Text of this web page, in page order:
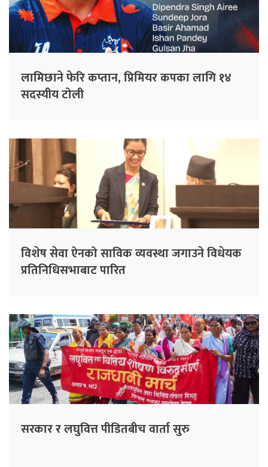
लामिछाने फेरि कप्तान, प्रिमियर कपका लागि १४
सदस्यीय टोली
विशेष सेवा ऐनको साविक व्यवस्था जगाउने विधेयक
प्रतिनिधिसभाबाट पारित
सरकार र लघुवित्त पीडितबीच वार्ता सुरु